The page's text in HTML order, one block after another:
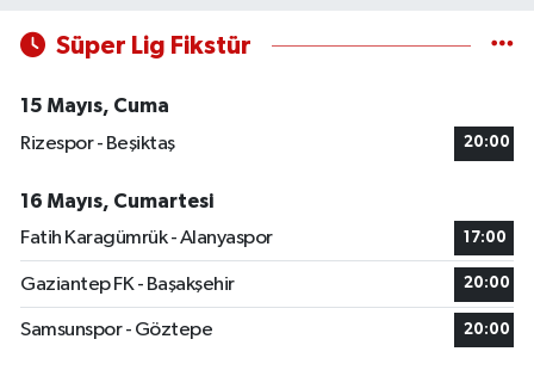
Süper Lig Fikstür
15 Mayıs, Cuma
Rizespor - Beşiktaş
20:00
16 Mayıs, Cumartesi
Fatih Karagümrük - Alanyaspor
17:00
Gaziantep FK - Başakşehir 20:00
Samsunspor - Göztepe 20:00